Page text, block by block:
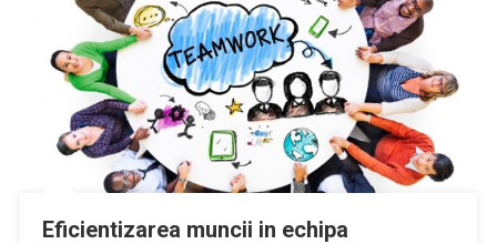
Eficientizarea muncii in echipa